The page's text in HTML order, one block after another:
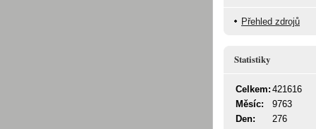
Přehled zdrojů
Statistiky
Celkem: 421616
Měsíc:
9763
Den:
276